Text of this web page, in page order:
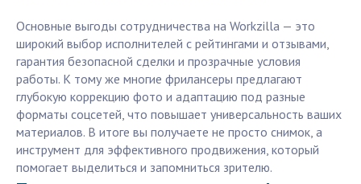
Основные выгоды сотрудничества на Workzilla — это
широкий выбор исполнителей с рейтингами и отзывами,
гарантия безопасной сделки и прозрачные условия
работы. К тому же многие фрилансеры предлагают
глубокую коррекцию фото и адаптацию под разные
форматы соцсетей, что повышает универсальность ваших
материалов. В итоге вы получаете не просто снимок, а
инструмент для эффективного продвижения, который
помогает выделиться и запомниться зрителю.